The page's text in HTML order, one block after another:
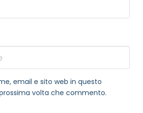
email e sito web in questo
volta che commento.
aggiornato sulle ultime
tramite l'iscrizione alla